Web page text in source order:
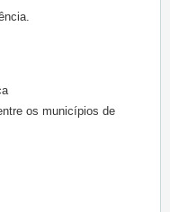
os municípios de